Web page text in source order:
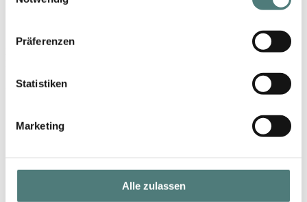
Präferenzen
Statistiken
Marketing
Alle zulassen
36,99 €